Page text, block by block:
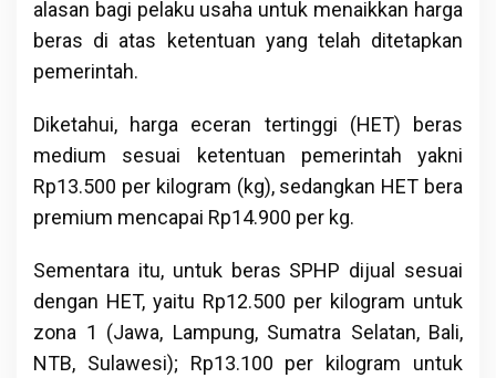
alasan bagi pelaku usaha untuk menaikkan harga
beras di atas ketentuan yang telah ditetapkan
pemerintah.
Diketahui, harga eceran tertinggi (HET) beras
medium sesuai ketentuan pemerintah yakni
Rp13.500 per kilogram (kg), sedangkan HET bera
premium mencapai Rp14.900 per kg.
Sementara itu, untuk beras SPHP dijual sesuai
dengan HET, yaitu Rp12.500 per kilogram untuk
zona 1 (Jawa, Lampung, Sumatra Selatan, Bali,
NTB, Sulawesi); Rp13.100 per kilogram untuk